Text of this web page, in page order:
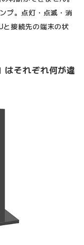
プ。点灯・点滅・消
と接続先の端末の状
はそれぞれ何が違